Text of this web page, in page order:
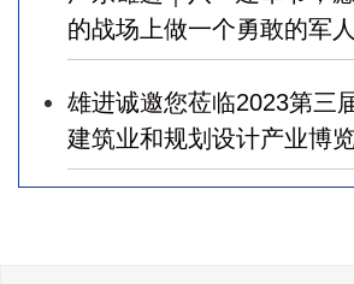
的战场上做一个勇敢的军
福！
雄进诚邀您莅临2023第三
建筑业和规划设计产业博